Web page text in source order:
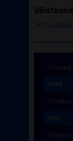
Võistkond
JK
Hooaeg
Võistlus